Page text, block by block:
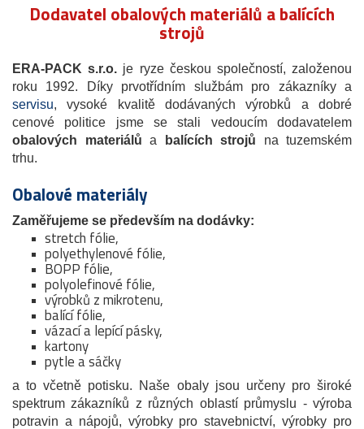
Dodavatel obalových materiálů a balících
strojů
ERA-PACK s.r.o. je ryze českou společností, založenou
roku 1992. Díky prvotřídním službám pro zákazníky a
servisu, vysoké kvalitě dodávaných výrobků a dobré
cenové politice jsme se stali vedoucím dodavatelem
obalových materiálů a balících strojů na tuzemském
trhu.
Obalové materiály
Zaměřujeme se především na dodávky:
stretch fólie,
polyethylenové fólie,
BOPP fólie,
polyolefinové fólie,
výrobků z mikrotenu,
balící fólie,
vázací a lepící pásky,
kartony
pytle a sáčky
a to včetně potisku. Naše obaly jsou určeny pro široké
spektrum zákazníků z různých oblastí průmyslu - výroba
potravin a nápojů, výrobky pro stavebnictví, výrobky pro